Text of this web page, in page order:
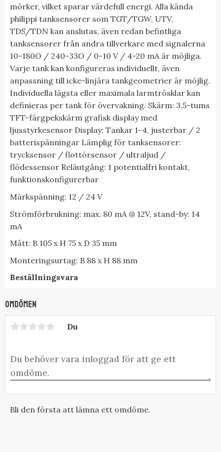
mörker, vilket sparar värdefull energi. Alla kända
philippi tanksensorer som TGT/TGW, UTV,
TDS/TDN kan anslutas, även redan befintliga
tanksensorer från andra tillverkare med signalerna
10-180O / 240-33O / 0-10 V / 4-20 mA är möjliga.
Varje tank kan konfigureras individuellt, även
anpassning till icke-linjära tankgeometrier är möjlig.
Individuella lägsta eller maximala larmtrösklar kan
definieras per tank för övervakning. Skärm: 3,5-tums
TFT-färgpekskärm grafisk display med
ljusstyrkesensor Display: Tankar 1-4, justerbar / 2
batterispänningar Lämplig för tanksensorer:
trycksensor / flottörsensor / ultraljud /
flödessensor Reläutgång: 1 potentialfri kontakt,
funktionskonfigurerbar
Märkspänning: 12 / 24 V
Strömförbrukning: max. 80 mA @ 12V, stand-by: 14
mA
Mått: B 105 x H 75 x D 35 mm
Monteringsurtag: B 88 x H 88 mm
Beställningsvara
Omdömen
Du
Bli den första att lämna ett omdöme.